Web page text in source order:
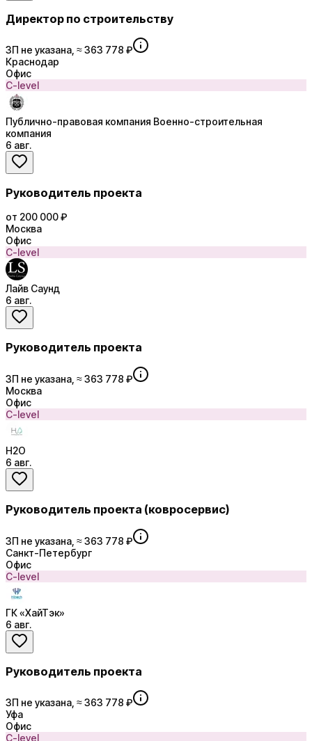
Директор по строительству
ЗП не указана, ≈ 363 778 ₽
Краснодар
Офис
C-level
Публично-правовая компания Военно-строительная
компания
6 авг.
Руководитель проекта
от 200 000 ₽
Москва
Офис
C-level
Лайв Саунд
6 авг.
Руководитель проекта
ЗП не указана, ≈ 363 778 ₽
Москва
Офис
C-level
H2O
6 авг.
Руководитель проекта (ковросервис)
ЗП не указана, ≈ 363 778 ₽
Санкт-Петербург
Офис
C-level
ГК «ХайТэк»
6 авг.
Руководитель проекта
ЗП не указана, ≈ 363 778 ₽
Уфа
Офис
C-level